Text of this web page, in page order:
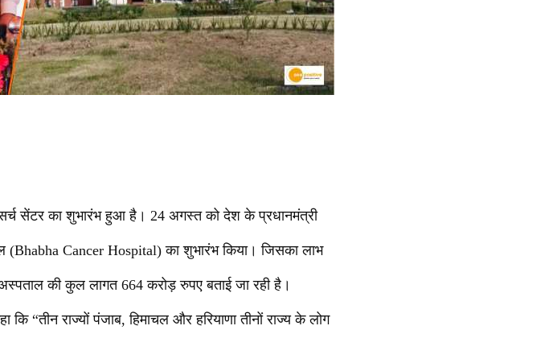
सेंटर का शुभारंभ हुआ है। 24 अगस्त को देश के प्रधानमंत्री
Cancer Hospital) का शुभारंभ किया। जिसका लाभ
की कुल लागत 664 करोड़ रुपए बताई जा रही है।
“तीन राज्यों पंजाब, हिमाचल और हरियाणा तीनों राज्य के लोग